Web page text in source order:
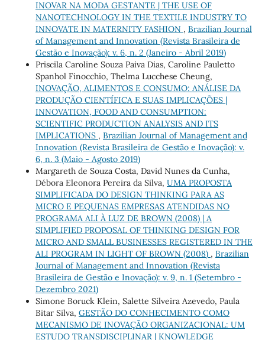
INOVAR NA MODA GESTANTE | THE USE OF
NANOTECHNOLOGY IN THE TEXTILE INDUSTRY TO
INNOVATE IN MATERNITY FASHION , Brazilian Journal
of Management and Innovation (Revista Brasileira de
Gestão e Inovação): v. 6, n. 2 (Janeiro - Abril 2019)
Priscila Caroline Souza Paiva Dias, Caroline Pauletto
Spanhol Finocchio, Thelma Lucchese Cheung,
INOVAÇÃO, ALIMENTOS E CONSUMO: ANÁLISE DA
PRODUÇÃO CIENTÍFICA E SUAS IMPLICAÇÕES |
INNOVATION, FOOD AND CONSUMPTION:
SCIENTIFIC PRODUCTION ANALYSIS AND ITS
IMPLICATIONS , Brazilian Journal of Management and
Innovation (Revista Brasileira de Gestão e Inovação): v.
6, n. 3 (Maio - Agosto 2019)
Margareth de Souza Costa, David Nunes da Cunha,
Débora Eleonora Pereira da Silva, UMA PROPOSTA
SIMPLIFICADA DO DESIGN THINKING PARA AS
MICRO E PEQUENAS EMPRESAS ATENDIDAS NO
PROGRAMA ALI À LUZ DE BROWN (2008) | A
SIMPLIFIED PROPOSAL OF THINKING DESIGN FOR
MICRO AND SMALL BUSINESSES REGISTERED IN THE
ALI PROGRAM IN LIGHT OF BROWN (2008) , Brazilian
Journal of Management and Innovation (Revista
Brasileira de Gestão e Inovação): v. 9, n. 1 (Setembro -
Dezembro 2021)
Simone Boruck Klein, Salette Silveira Azevedo, Paula
Bitar Silva, GESTÃO DO CONHECIMENTO COMO
MECANISMO DE INOVAÇÃO ORGANIZACIONAL: UM
ESTUDO TRANSDISCIPLINAR | KNOWLEDGE